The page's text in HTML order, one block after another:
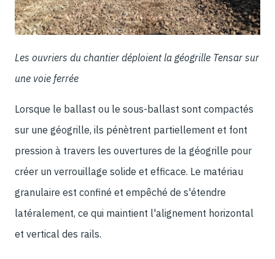
Les ouvriers du chantier déploient la géogrille Tensar sur
une voie ferrée
Lorsque le ballast ou le sous-ballast sont compactés
sur une géogrille, ils pénètrent partiellement et font
pression à travers les ouvertures de la géogrille pour
créer un verrouillage solide et efficace. Le matériau
granulaire est confiné et empêché de s'étendre
latéralement, ce qui maintient l'alignement horizontal
et vertical des rails.